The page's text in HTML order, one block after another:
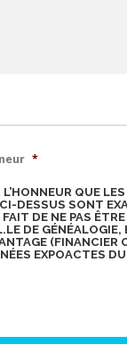
*
QUE LES
DESSUS SONT
DE NE PAS
DE GÉNÉALOGIE,
(FINANCIER
EXPOACTES